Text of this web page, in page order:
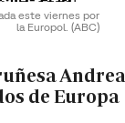
este viernes por
la Europol. (ABC)
Andrea
de Europa